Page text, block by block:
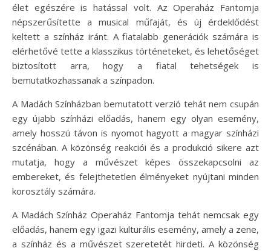
élet egészére is hatással volt. Az Operaház Fantomja
népszerűsítette a musical műfaját, és új érdeklődést
keltett a színház iránt. A fiatalabb generációk számára is
elérhetővé tette a klasszikus történeteket, és lehetőséget
biztosított arra, hogy a fiatal tehetségek is
bemutatkozhassanak a színpadon.
A Madách Színházban bemutatott verzió tehát nem csupán
egy újabb színházi előadás, hanem egy olyan esemény,
amely hosszú távon is nyomot hagyott a magyar színházi
szcénában. A közönség reakciói és a produkció sikere azt
mutatja, hogy a művészet képes összekapcsolni az
embereket, és felejthetetlen élményeket nyújtani minden
korosztály számára.
A Madách Színház Operaház Fantomja tehát nemcsak egy
előadás, hanem egy igazi kulturális esemény, amely a zene,
a színház és a művészet szeretetét hirdeti. A közönség